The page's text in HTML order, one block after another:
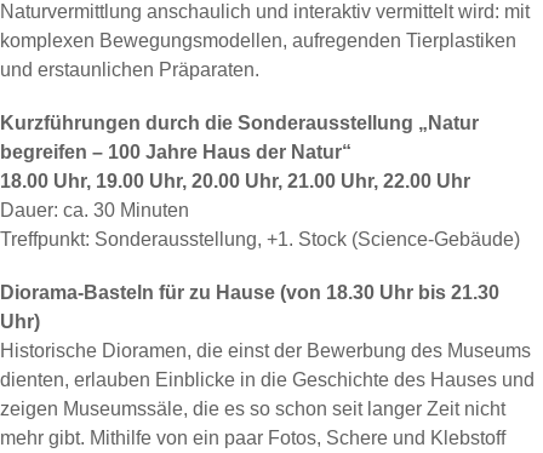
Naturvermittlung anschaulich und interaktiv vermittelt wird: mit
komplexen Bewegungsmodellen, aufregenden Tierplastiken
und erstaunlichen Präparaten.
Kurzführungen durch die Sonderausstellung „Natur
begreifen – 100 Jahre Haus der Natur“
18.00 Uhr, 19.00 Uhr, 20.00 Uhr, 21.00 Uhr, 22.00 Uhr
Dauer: ca. 30 Minuten
Treffpunkt: Sonderausstellung, +1. Stock (Science-Gebäude)
Diorama-Basteln für zu Hause (von 18.30 Uhr bis 21.30
Uhr)
Historische Dioramen, die einst der Bewerbung des Museums
dienten, erlauben Einblicke in die Geschichte des Hauses und
zeigen Museumssäle, die es so schon seit langer Zeit nicht
mehr gibt. Mithilfe von ein paar Fotos, Schere und Klebstoff